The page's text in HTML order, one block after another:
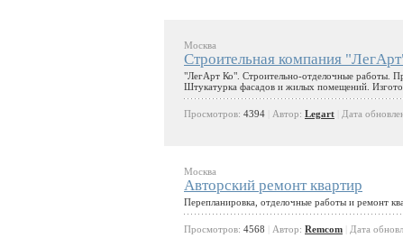
Москва
Строительная компания
"ЛегАрт Ко". Строительно-отделочные работы.
Штукатурка фасадов и жилых помещений.
Просмотров: 4394 Автор: Legart Дата
Москва
Авторский ремонт квартир
Перепланировка, отделочные работы и ремонт
Просмотров: 4568 Автор: Remcom Дата